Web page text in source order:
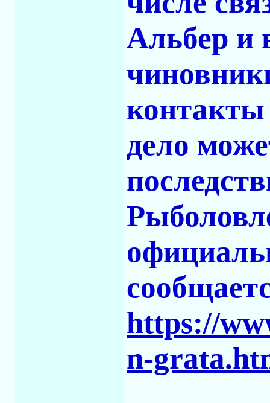
Альбер и
дело
https://
n-